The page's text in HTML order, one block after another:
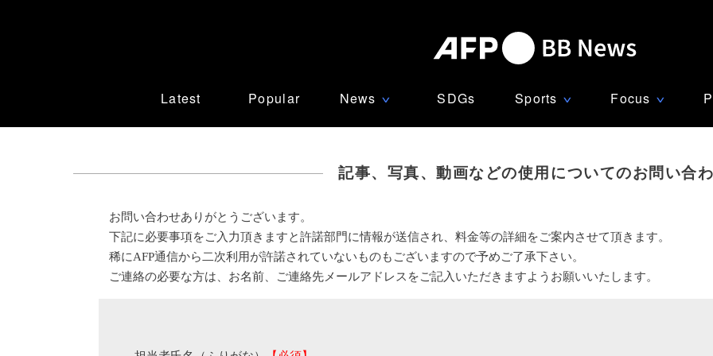
Latest Popular News ∨ SDGs Sports ∨ Focus ∨
記事、写真、動画などの使用についてのお問い合
お問い合わせありがとうございます。
下記に必要事項をご入力頂きますと許諾部門に情報が送信され、料金等の詳細をご案内させて頂きます。
稀にAFP通信から二次利用が許諾されていないものもございますので予めご了承下さい。
ご連絡の必要な方は、お名前、ご連絡先メールアドレスをご記入いただきますようお願いいたします。